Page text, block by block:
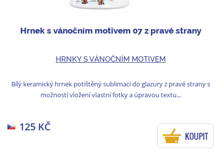
Hrnek s vánočním motivem 07 z pravé strany
HRNKY S VÁNOČNÍM MOTIVEM
Bílý keramický hrnek potištěný sublimací do glazury z pravé strany s
možností vložení vlastní fotky a úpravou textu...
125 KČ
KOUPIT